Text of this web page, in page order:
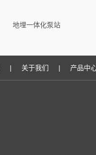
地埋一体化泵站
| 关于我们 | 产品中